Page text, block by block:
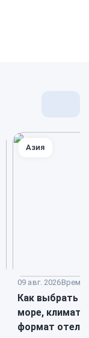
09 авг. 2026Время
Как выбрать
море, климат,
формат отеля
Азия